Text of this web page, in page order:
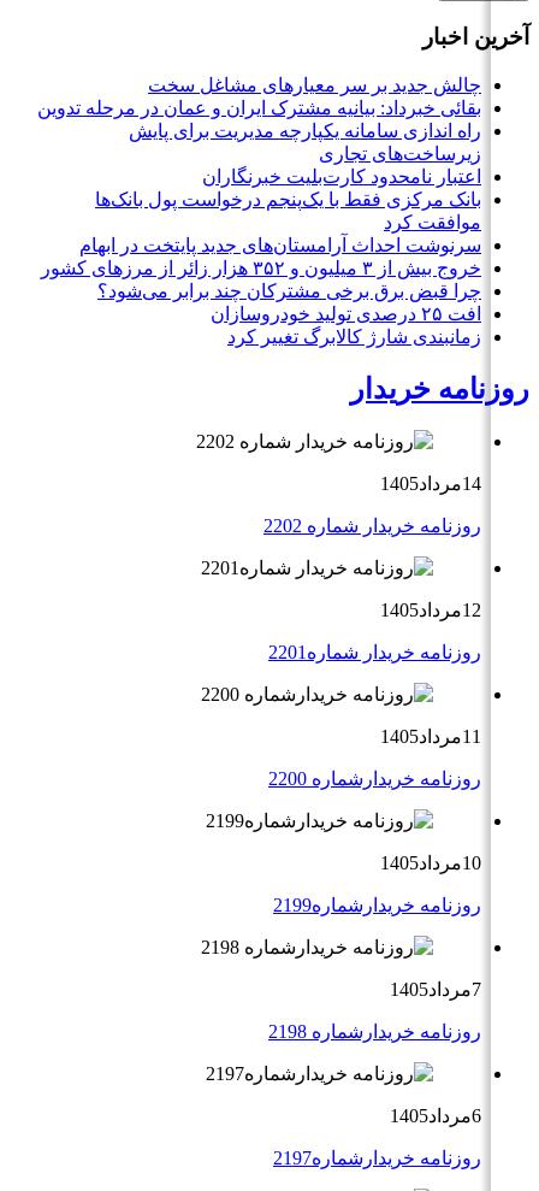
آخرین اخبار
چالش جدید بر سر معیارهای مشاغل سخت
بقائی خبرداد: بیانیه مشترک ایران و عمان در مرحله تدوین
راه اندازی سامانه یکپارچه مدیریت برای پایش
زیرساخت‌های تجاری
اعتبار نامحدود کارت‌بلیت خبرنگاران
بانک مرکزی فقط با یک‌‎پنجم درخواست پول بانک‌ها
موافقت کرد
سرنوشت احداث آرامستان‌های جدید پایتخت در ابهام
خروج بیش از ۳ میلیون و ۳۵۲ هزار زائر از مرزهای کشور
چرا قبض برق برخی مشترکان چند برابر می‌شود؟
افت ۲۵ درصدی تولید خودروسازان
زمانبندی شارژ کالابرگ تغییر کرد
روزنامه خریدار
14مرداد1405
روزنامه خریدار شماره 2202
12مرداد1405
روزنامه خریدار شماره2201
11مرداد1405
روزنامه خریدارشماره 2200
10مرداد1405
روزنامه خریدارشماره2199
7مرداد1405
روزنامه خریدارشماره 2198
6مرداد1405
روزنامه خریدارشماره2197